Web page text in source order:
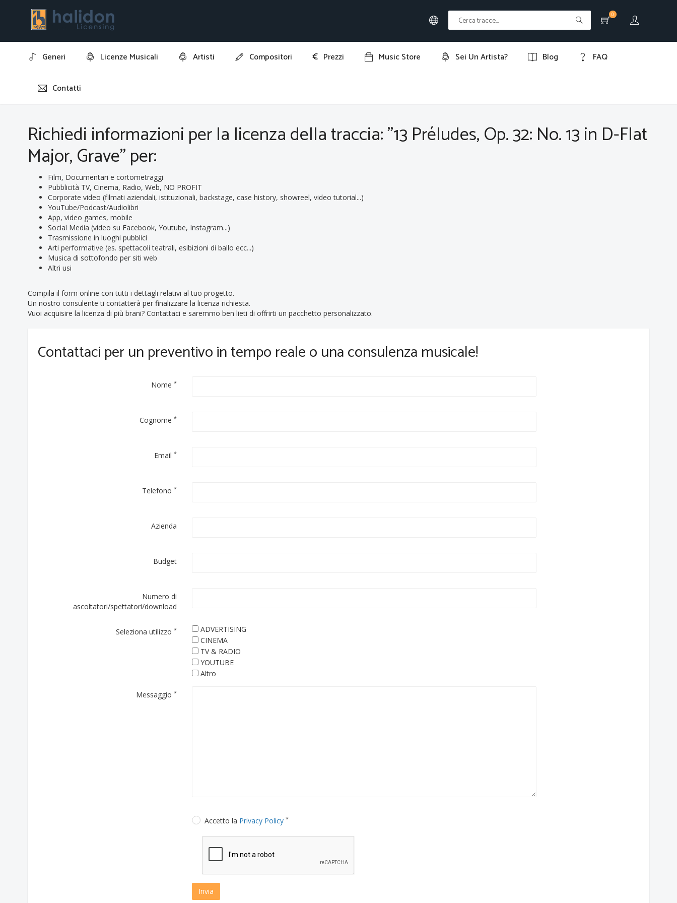
0
Generi Licenze Musicali Artisti Compositori € Prezzi Music Store Sei Un Artista? Blog FAQ
Contatti
Home Richiedi informazioni per la licenza della traccia: "13 Préludes, Op. 32: No. 13 in D-Flat Major, Grave"
Richiedi informazioni per la licenza della traccia: "13 Préludes, Op. 32: No. 13 in D-Flat
Major, Grave" per:
Film, Documentari e cortometraggi
Pubblicità TV, Cinema, Radio, Web, NO PROFIT
Corporate video (filmati aziendali, istituzionali, backstage, case history, showreel, video tutorial...)
YouTube/Podcast/Audiolibri
App, video games, mobile
Social Media (video su Facebook, Youtube, Instagram...)
Trasmissione in luoghi pubblici
Arti performative (es. spettacoli teatrali, esibizioni di ballo ecc...)
Musica di sottofondo per siti web
Altri usi
Compila il form online con tutti i dettagli relativi al tuo progetto.
Un nostro consulente ti contatterà per finalizzare la licenza richiesta.
Vuoi acquisire la licenza di più brani? Contattaci e saremmo ben lieti di offrirti un pacchetto personalizzato.
Contattaci per un preventivo in tempo reale o una consulenza musicale!
Nome*
Cognome*
Email*
Telefono*
Azienda
Budget
Numero di
ascoltatori/spettatori/download
Seleziona utilizzo*
ADVERTISING
CINEMA
TV & RADIO
YOUTUBE
Altro
Messaggio*
Accetto la Privacy Policy *
Invia